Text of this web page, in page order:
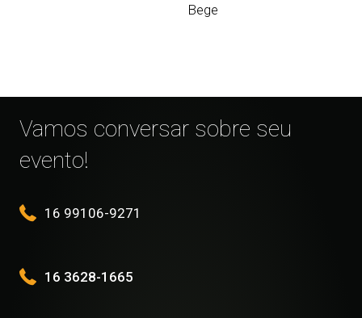
Bege
Vamos conversar sobre seu
evento!
16 99106-9271
16 3628-1665